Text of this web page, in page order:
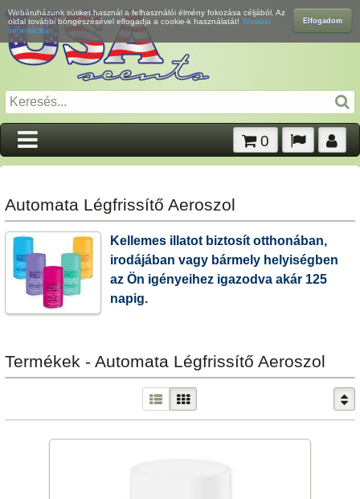
Elfogadom
Webáruházunk sütiket használ a felhasználói élmény fokozása céljából. Az
oldal további böngészésével elfogadja a cookie-k használatát! További
információk...
0
Automata Légfrissítő Aeroszol
Kellemes illatot biztosít otthonában,
irodájában vagy bármely helyiségben
az Ön igényeihez igazodva akár 125
napig.
Termékek - Automata Légfrissítő Aeroszol